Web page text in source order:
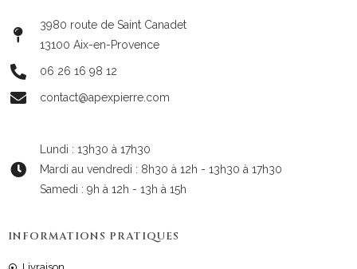
3980 route de Saint Canadet
13100 Aix-en-Provence
06 26 16 98 12
contact@apexpierre.com
Lundi : 13h30 à 17h30
Mardi au vendredi : 8h30 à 12h - 13h30 à 17h30
Samedi : 9h à 12h - 13h à 15h
INFORMATIONS PRATIQUES